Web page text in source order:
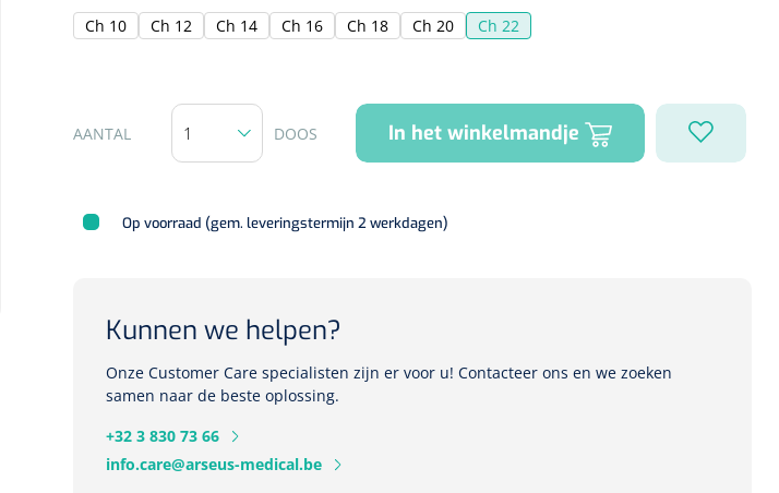
Ch 10 Ch 12 Ch 14 Ch 16 Ch 18 Ch 20 Ch 22
AANTAL DOOS In het winkelmandje
Op voorraad (gem. leveringstermijn 2 werkdagen)
Kunnen we helpen?
Onze Customer Care specialisten zijn er voor u! Contacteer ons en we zoeken
samen naar de beste oplossing.
+32 3 830 73 66
info.care@arseus-medical.be